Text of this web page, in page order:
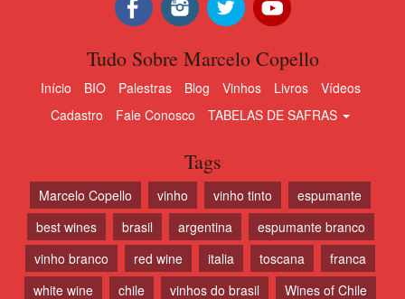
Tudo Sobre Marcelo Copello
Início BIO Palestras Blog Vinhos Livros
Vídeos
Cadastro
Fale Conosco TABELAS DE SAFRAS
Tags
Marcelo Copello vinho vinho tinto
espumante
best wines
brasil argentina
espumante branco
vinho branco
red wine italia toscana
franca
white wine
chile vinhos do brasil Wines of Chile